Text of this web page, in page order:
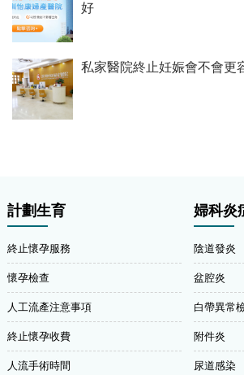
好
私家醫院終止妊娠會不會更
計劃生育
終止懷孕服務
懷孕檢查
人工流產注意事項
終止懷孕收費
人流手術時間
婦科炎
陰道發炎
盆腔炎
白帶異常
附件炎
尿道感染